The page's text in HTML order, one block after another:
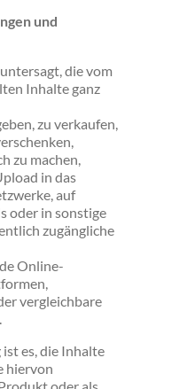
und
die vom
Inhalte ganz
zu verkaufen,
zu machen,
in das
auf
oder in sonstige
zugängliche
Online-
vergleichbare
ist es, die Inhalte
hiervon